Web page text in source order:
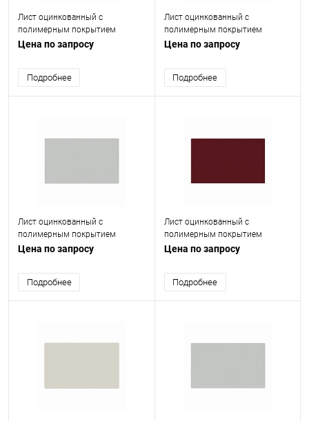
Лист оцинкованный с
полимерным покрытием
(окрашенный) 2 мм RAL 7040
Цена по запросу
Подробнее
Лист оцинкованный с
полимерным покрытием
(окрашенный) 2 мм RAL 7035
Цена по запросу
Подробнее
Лист оцинкованный с
полимерным покрытием
(окрашенный) 1.2 мм RAL 7035
Цена по запросу
Подробнее
Лист оцинкованный с
полимерным покрытием
(окрашенный) 1.2 мм RAL 3005
Цена по запросу
Подробнее